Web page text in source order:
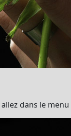
dans le menu